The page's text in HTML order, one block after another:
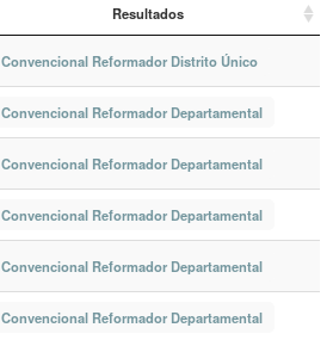
Resultados
Convencional Reformador Distrito Único
Convencional Reformador Departamental
Convencional Reformador Departamental
Convencional Reformador Departamental
Convencional Reformador Departamental
Convencional Reformador Departamental